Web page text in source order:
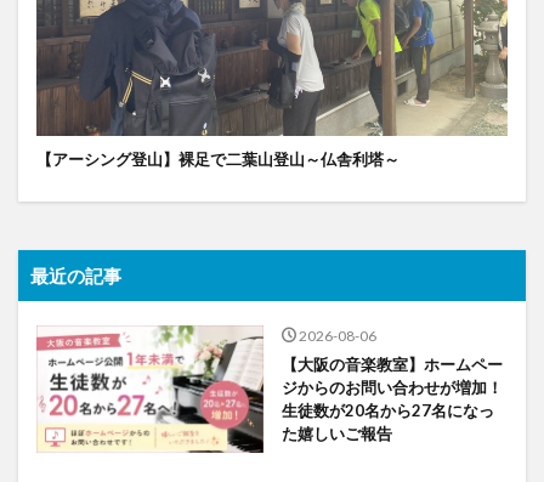
【アーシング登山】裸足で二葉山登山～仏舎利塔～
最近の記事
2026-08-06
【大阪の音楽教室】ホームペー
ジからのお問い合わせが増加！
生徒数が20名から27名になっ
た嬉しいご報告